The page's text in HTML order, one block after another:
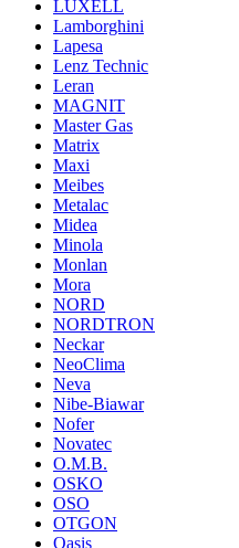
LUXELL
Lamborghini
Lapesa
Lenz Technic
Leran
MAGNIT
Master Gas
Matrix
Maxi
Meibes
Metalac
Midea
Minola
Monlan
Mora
NORD
NORDTRON
Neckar
NeoClima
Neva
Nibe-Biawar
Nofer
Novatec
O.M.B.
OSKO
OSO
OTGON
Oasis